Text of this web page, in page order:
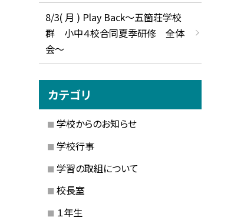
8/3( 月 ) Play Back～五箇荘学校
群 小中４校合同夏季研修 全体
会～
カテゴリ
学校からのお知らせ
学校行事
学習の取組について
校長室
１年生